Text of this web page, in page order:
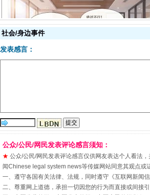
社会/身边事件
发表感言：
公众/公民/网民发表评论感言须知：
★ 公众/公民/网民发表评论感言仅供网友表达个人看法
闻Chinese legal system news等传媒网站同意其观点或
一、遵守各国有关法律、法规，同时遵守《互联网新闻
二、尊重网上道德，承担一切因您的行为而直接或间接引